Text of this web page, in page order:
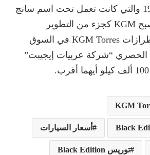
الكورية منذ عام 1954 والتي كانت تعمل تحت اسم سانج
يونج وتم تغييرها لتصبح KGM كجزء من التطوير
والتحديث، وتطرح طرازات KGM Torres في السوق
“شركة عربيات إيجيبت”
KGM
أسعار السيارات
توريس Black Edition